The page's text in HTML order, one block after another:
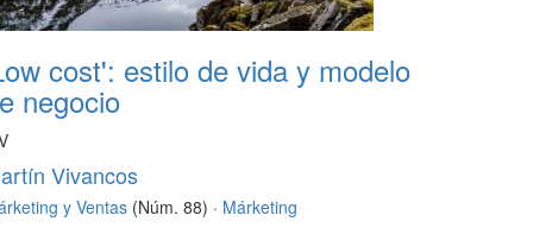
cost': estilo de vida y modelo
negocio
Vivancos
y Ventas (Núm. 88) · Márketing